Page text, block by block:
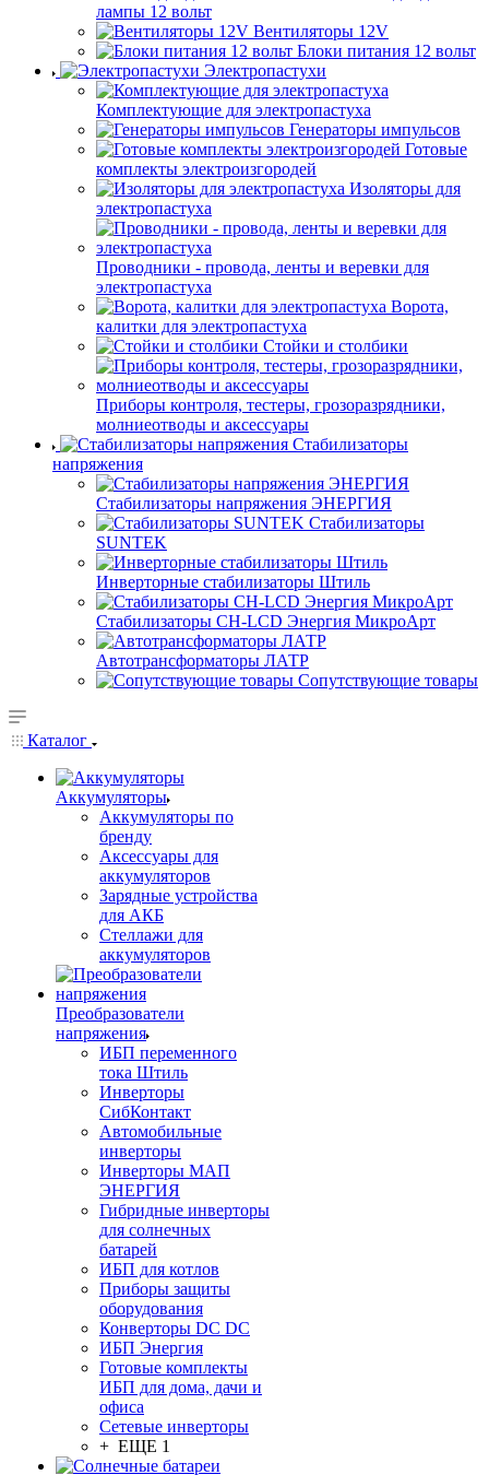
лампы 12 вольт
Вентиляторы 12V
Блоки питания 12 вольт
Электропастухи
Комплектующие для электропастуха
Генераторы импульсов
Готовые
комплекты электроизгородей
Изоляторы для
электропастуха
Проводники - провода, ленты и веревки для
электропастуха
Ворота,
калитки для электропастуха
Стойки и столбики
Приборы контроля, тестеры, грозоразрядники,
молниеотводы и аксессуары
Стабилизаторы
напряжения
Стабилизаторы напряжения ЭНЕРГИЯ
Стабилизаторы
SUNTEK
Инверторные стабилизаторы Штиль
Стабилизаторы СН-LCD Энepгия МикроАрт
Автотрансформаторы ЛАТР
Сопутствующие товары
Каталог
Аккумуляторы
Аккумуляторы по
бренду
Аксессуары для
аккумуляторов
Зарядные устройства
для АКБ
Стеллажи для
аккумуляторов
Преобразователи
напряжения
ИБП переменного
тока Штиль
Инверторы
СибКонтакт
Автомобильные
инверторы
Инверторы МАП
ЭНЕРГИЯ
Гибридные инверторы
для солнечных
батарей
ИБП для котлов
Приборы защиты
оборудования
Конверторы DC DC
ИБП Энергия
Готовые комплекты
ИБП для дома, дачи и
офиса
Сетевые инверторы
+ ЕЩЕ 1